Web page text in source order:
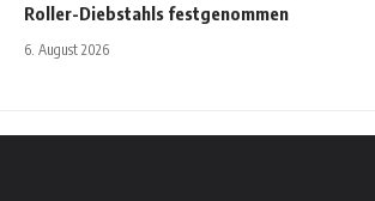
Roller-Diebstahls festgenommen
6. August 2026